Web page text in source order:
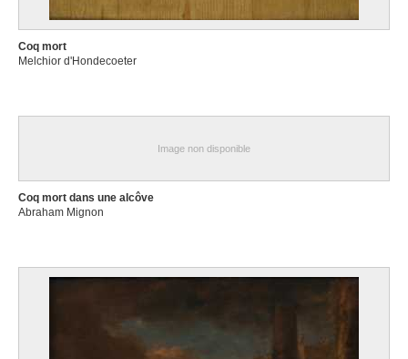
Coq mort
Melchior d'Hondecoeter
Image non disponible
Coq mort dans une alcôve
Abraham Mignon